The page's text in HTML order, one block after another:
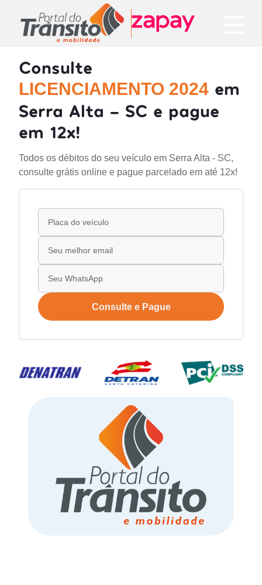
Consulte
LICENCIAMENTO 2024 em
Serra Alta - SC e pague
em 12x!
Todos os débitos do seu veículo em Serra Alta - SC,
consulte grátis online e pague parcelado em até 12x!
Consulte e Pague